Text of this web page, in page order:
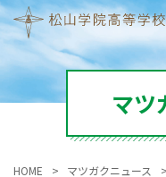
マツ
HOME マツガクニュース